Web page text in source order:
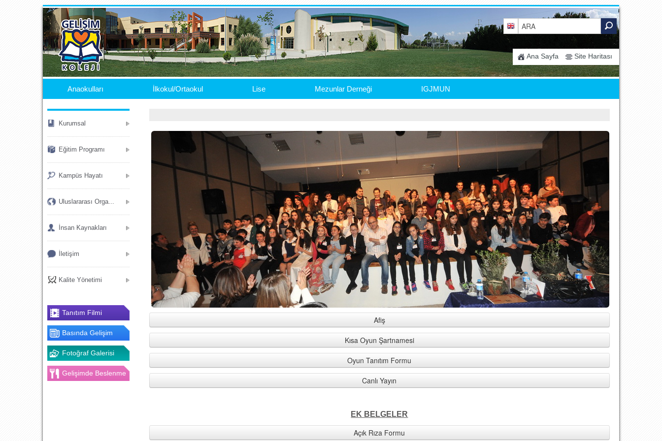
.
Ana Sayfa Site Haritası
Anaokulları İlkokul/Ortaokul Lise Mezunlar Derneği IGJMUN
Kurumsal
Eğitim Programı
Kampüs Hayatı
Uluslararası Orga...
İnsan Kaynakları
İletişim
Kalite Yönetimi
Tanıtım Filmi
Basında Gelişim
Fotoğraf Galerisi
Gelişimde Beslenme
Afiş
Kısa Oyun Şartnamesi
Oyun Tanıtım Formu
Canlı Yayın
EK BELGELER
Açık Rıza Formu